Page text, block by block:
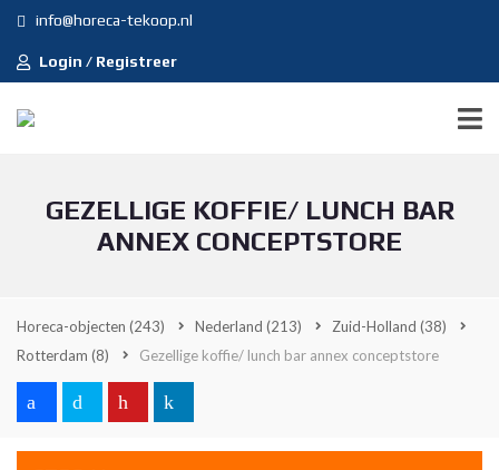
info@horeca-tekoop.nl
Login / Registreer
GEZELLIGE KOFFIE/ LUNCH BAR
ANNEX CONCEPTSTORE
Horeca-objecten (243) Nederland (213) Zuid-Holland (38)
Rotterdam (8) Gezellige koffie/ lunch bar annex conceptstore